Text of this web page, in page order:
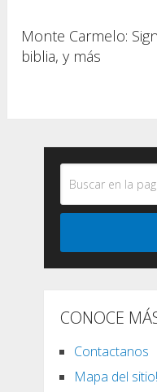
Monte Carmelo:
biblia, y más
CONOCE
Contactanos
Mapa del sitio!